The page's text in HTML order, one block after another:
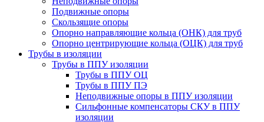
Подвижные опоры
Скользящие опоры
Опорно направляющие кольца (ОНК) для труб
Опорно центрирующие кольца (ОЦК) для труб
Трубы в изоляции
Трубы в ППУ изоляции
Трубы в ППУ ОЦ
Трубы в ППУ ПЭ
Неподвижные опоры в ППУ изоляции
Сильфонные компенсаторы СКУ в ППУ
изоляции